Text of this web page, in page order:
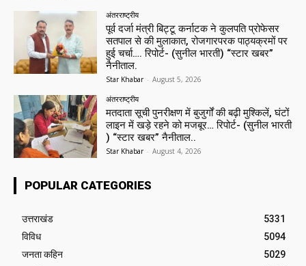
अंतरराष्ट्रीय
पूर्व दर्जा मंत्री बिट्टू कर्नाटक ने कुलपति प्रोफेसर
सतपाल से की मुलाकात, रोजगारपरक पाठ्यक्रमों पर
हुई चर्चा…. रिपोर्ट- (सुनील भारती) “स्टार खबर”
नैनीताल.
Star Khabar - August 5, 2026
अंतरराष्ट्रीय
मतदाता सूची पुनरीक्षण में बुजुर्गों की बढ़ी मुश्किलें, घंटों
लाइन में खड़े रहने को मजबूर… रिपोर्ट- (सुनील भारती
) “स्टार खबर” नैनीताल..
Star Khabar - August 4, 2026
POPULAR CATEGORIES
उत्तराखंड
5331
विविध
5094
जनता कहिन
5029